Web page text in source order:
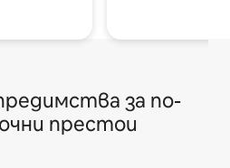
за по-
престои